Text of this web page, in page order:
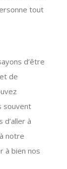
tout
d’être
de
souvent
à
notre
à bien nos